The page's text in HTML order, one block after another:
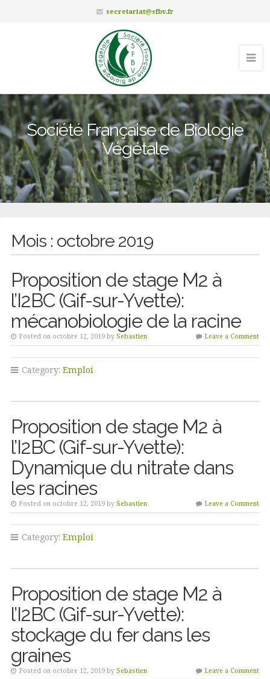
secretariat@sfbv.fr
Société Française de Biologie
Végétale
Mois : octobre 2019
Proposition de stage M2 à
l’I2BC (Gif-sur-Yvette):
mécanobiologie de la racine
Posted on octobre 12, 2019 by Sebastien Leave a Comment
Category: Emploi
Proposition de stage M2 à
l’I2BC (Gif-sur-Yvette):
Dynamique du nitrate dans
les racines
Posted on octobre 12, 2019 by Sebastien Leave a Comment
Category: Emploi
Proposition de stage M2 à
l’I2BC (Gif-sur-Yvette):
stockage du fer dans les
graines
Posted on octobre 12, 2019 by Sebastien Leave a Comment